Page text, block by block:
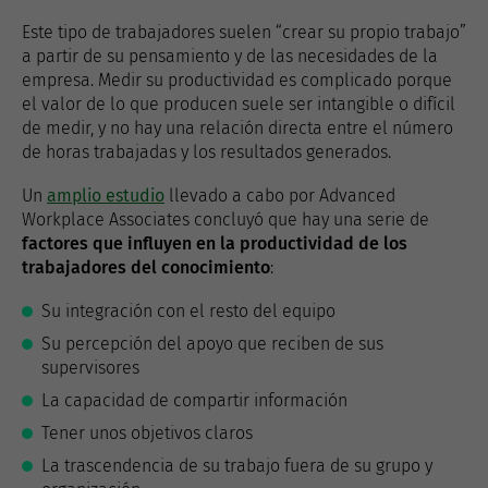
Este tipo de trabajadores suelen “crear su propio trabajo”
a partir de su pensamiento y de las necesidades de la
empresa. Medir su productividad es complicado porque
el valor de lo que producen suele ser intangible o difícil
de medir, y no hay una relación directa entre el número
de horas trabajadas y los resultados generados.
Un amplio estudio llevado a cabo por Advanced
Workplace Associates concluyó que hay una serie de
factores que influyen en la productividad de los
trabajadores del conocimiento:
Su integración con el resto del equipo
Su percepción del apoyo que reciben de sus
supervisores
La capacidad de compartir información
Tener unos objetivos claros
La trascendencia de su trabajo fuera de su grupo y